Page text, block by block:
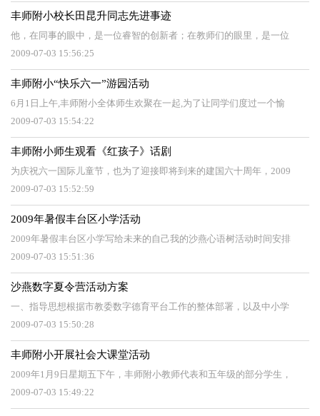
丰师附小校长田昆升同志先进事迹
他，在同事的眼中，是一位睿智的创新者；在教师们的眼里，是一位
2009-07-03 15:56:25
丰师附小“快乐六一”游园活动
6月1日上午,丰师附小全体师生欢聚在一起,为了让同学们度过一个愉
2009-07-03 15:54:22
丰师附小师生观看《红孩子》话剧
为庆祝六一国际儿童节，也为了迎接即将到来的建国六十周年，2009
2009-07-03 15:52:59
2009年暑假丰台区小学活动
2009年暑假丰台区小学写给未来的自己我的沙燕心语树活动时间安排
2009-07-03 15:51:36
沙燕数字夏令营活动方案
一、指导思想根据市教委数字德育平台工作的整体部署，以及中小学
2009-07-03 15:50:28
丰师附小开展社会大课堂活动
2009年1月9日星期五下午，丰师附小教师代表和五年级的部分学生，
2009-07-03 15:49:22